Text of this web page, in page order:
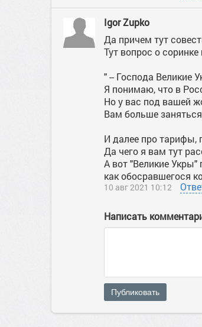
Igor Zupko
Да причем тут
Тут вопрос о соринке
" -- Господа Великие
Я понимаю, что в
Но у вас под вашей
Вам больше
И далее про тарифы,
Да чего я вам тут
А вот "Великие Укры"
как обосравшегося
10 авг 2021 10:12
Написать
Публиковать